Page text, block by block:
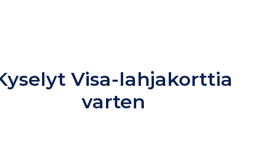
Visa-lahjakorttia
varten